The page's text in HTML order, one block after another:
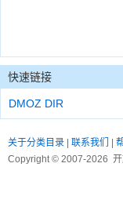
快速链接
DMOZ DIR
关于分类目录 联系我们
Copyright © 2007-2026 开